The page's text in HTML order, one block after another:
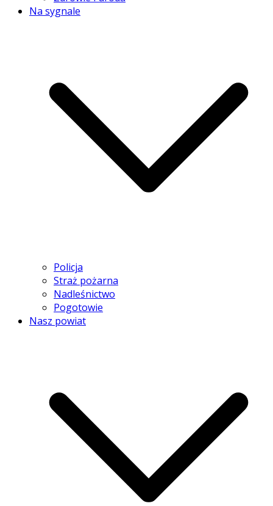
Na sygnale
Policja
Straż pożarna
Nadleśnictwo
Pogotowie
Nasz powiat